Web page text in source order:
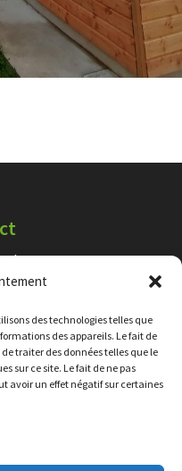
des technologies telles que
des appareils. Le fait de
traiter des données telles que le
sur ce site. Le fait de ne pas
avoir un effet négatif sur certaines
Thégonnec